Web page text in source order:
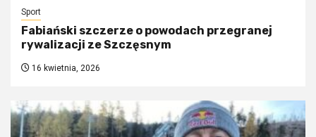
Sport
Fabiański szczerze o powodach przegranej
rywalizacji ze Szczęsnym
16 kwietnia, 2026